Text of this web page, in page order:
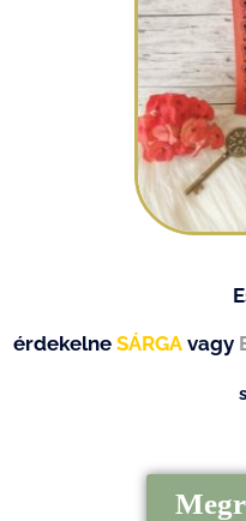
érdekelne SÁRGA vagy